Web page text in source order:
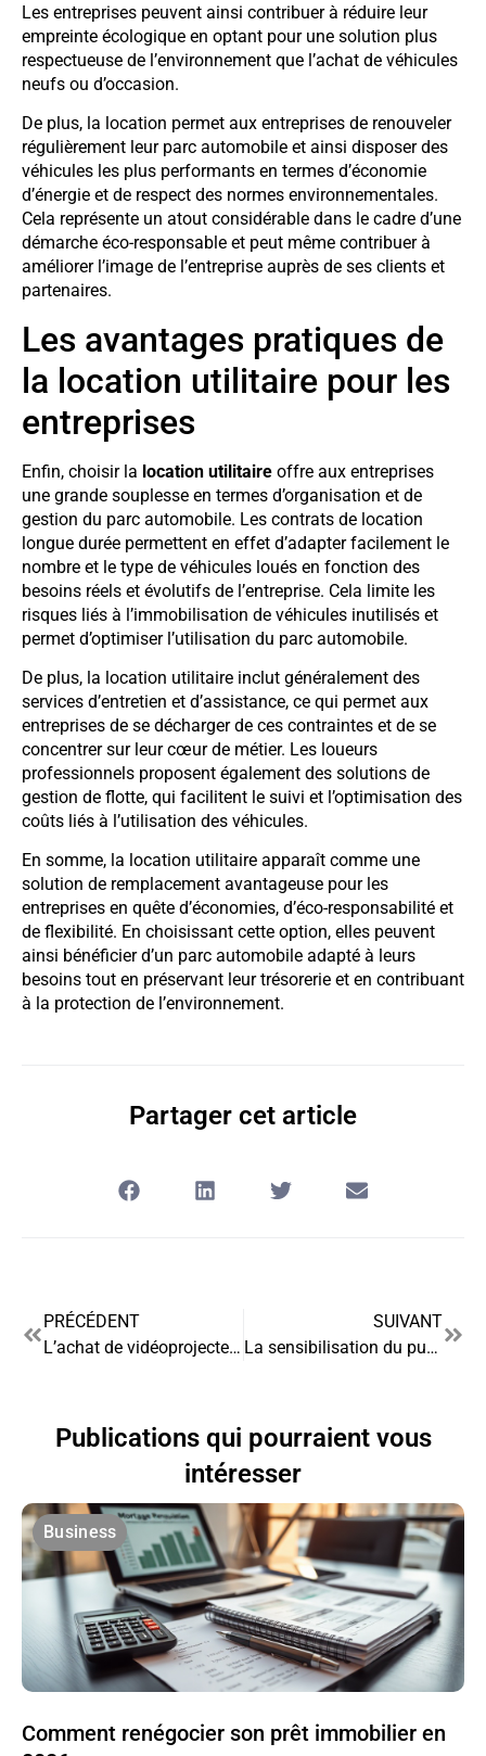
Les entreprises peuvent ainsi contribuer à réduire leur
empreinte écologique en optant pour une solution plus
respectueuse de l’environnement que l’achat de véhicules
neufs ou d’occasion.
De plus, la location permet aux entreprises de renouveler
régulièrement leur parc automobile et ainsi disposer des
véhicules les plus performants en termes d’économie
d’énergie et de respect des normes environnementales.
Cela représente un atout considérable dans le cadre d’une
démarche éco-responsable et peut même contribuer à
améliorer l’image de l’entreprise auprès de ses clients et
partenaires.
Les avantages pratiques de
la location utilitaire pour les
entreprises
Enfin, choisir la location utilitaire offre aux entreprises
une grande souplesse en termes d’organisation et de
gestion du parc automobile. Les contrats de location
longue durée permettent en effet d’adapter facilement le
nombre et le type de véhicules loués en fonction des
besoins réels et évolutifs de l’entreprise. Cela limite les
risques liés à l’immobilisation de véhicules inutilisés et
permet d’optimiser l’utilisation du parc automobile.
De plus, la location utilitaire inclut généralement des
services d’entretien et d’assistance, ce qui permet aux
entreprises de se décharger de ces contraintes et de se
concentrer sur leur cœur de métier. Les loueurs
professionnels proposent également des solutions de
gestion de flotte, qui facilitent le suivi et l’optimisation des
coûts liés à l’utilisation des véhicules.
En somme, la location utilitaire apparaît comme une
solution de remplacement avantageuse pour les
entreprises en quête d’économies, d’éco-responsabilité et
de flexibilité. En choisissant cette option, elles peuvent
ainsi bénéficier d’un parc automobile adapté à leurs
besoins tout en préservant leur trésorerie et en contribuant
à la protection de l’environnement.
Partager cet article
PRÉCÉDENT
L’achat de vidéoprojecteurs pour le gaming : un marché à forte croissance
SUIVANT
La sensibilisation du public à l’importance des poches urinaires : une stratégie marketing
Publications qui pourraient vous
intéresser
Business
Comment renégocier son prêt immobilier en